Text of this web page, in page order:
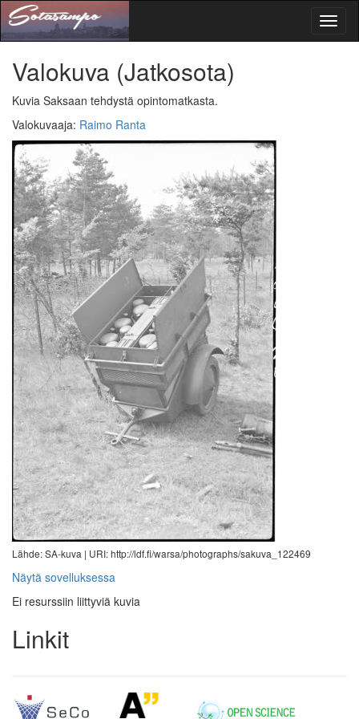
Valokuva (Jatkosota)
Kuvia Saksaan tehdystä opintomatkasta.
Valokuvaaja: Raimo Ranta
Lähde: SA-kuva | URI: http://ldf.fi/warsa/photographs/sakuva_122469
Näytä sovelluksessa
Ei resurssiin liittyviä kuvia
Linkit